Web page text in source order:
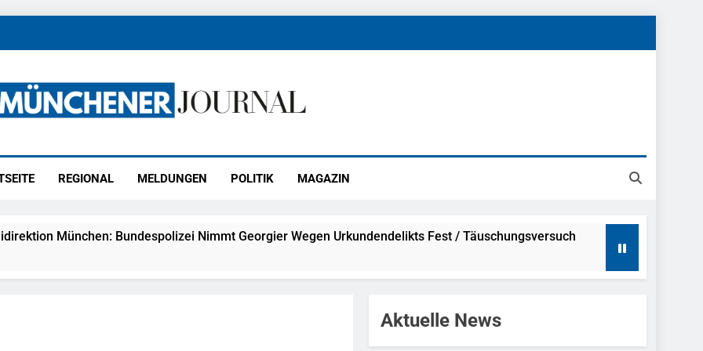
REGIONAL MELDUNGEN POLITIK MAGAZIN
München: Bundespolizei Nimmt Georgier Wegen Urkundendelikts Fest / Täuschungsversuch
München: Notruf Per Knopfdruck / Schnelle Festnahme Nach Sexueller Belästigung
Aktuelle News